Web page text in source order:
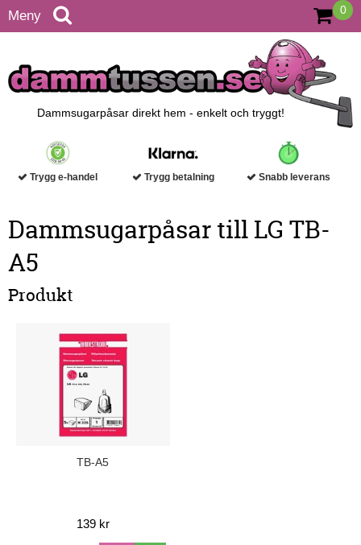
Meny 0
Dammsugarpåsar direkt hem - enkelt och tryggt!
Trygg e-handel Trygg betalning Snabb leverans
Dammsugarpåsar till LG TB-
A5
Produkt
TB-A5
139 kr